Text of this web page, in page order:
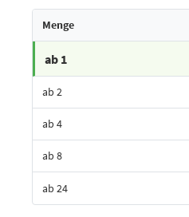
Menge
ab 1
ab 2
ab 4
ab 8
ab 24
Bestes Angebot